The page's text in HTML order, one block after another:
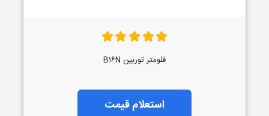
فلومتر توربین B۱۶N
استعلام قیمت